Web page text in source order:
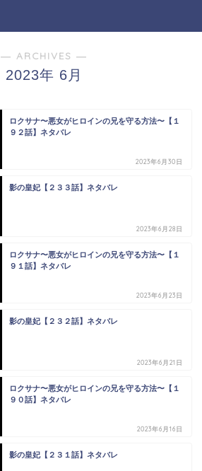
― ARCHIVES ―
2023年 6月
ロクサナ〜悪女がヒロインの兄を守る方法〜【１
９２話】ネタバレ
2023年6月30日
影の皇妃【２３３話】ネタバレ
2023年6月28日
ロクサナ〜悪女がヒロインの兄を守る方法〜【１
９１話】ネタバレ
2023年6月23日
影の皇妃【２３２話】ネタバレ
2023年6月21日
ロクサナ〜悪女がヒロインの兄を守る方法〜【１
９０話】ネタバレ
2023年6月16日
影の皇妃【２３１話】ネタバレ